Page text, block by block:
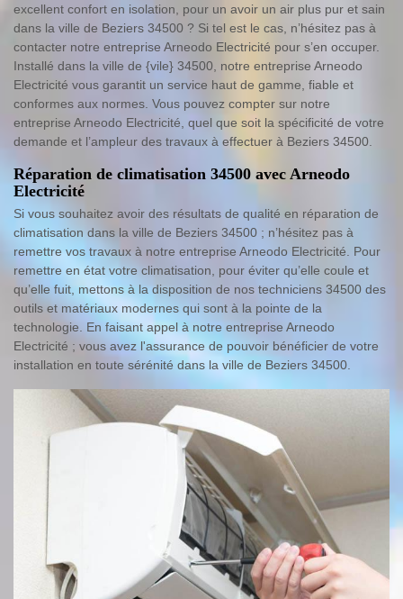
excellent confort en isolation, pour un avoir un air plus pur et sain
dans la ville de Beziers 34500 ? Si tel est le cas, n’hésitez pas à
contacter notre entreprise Arneodo Electricité pour s’en occuper.
Installé dans la ville de {vile} 34500, notre entreprise Arneodo
Electricité vous garantit un service haut de gamme, fiable et
conformes aux normes. Vous pouvez compter sur notre
entreprise Arneodo Electricité, quel que soit la spécificité de votre
demande et l’ampleur des travaux à effectuer à Beziers 34500.
Réparation de climatisation 34500 avec Arneodo
Electricité
Si vous souhaitez avoir des résultats de qualité en réparation de
climatisation dans la ville de Beziers 34500 ; n’hésitez pas à
remettre vos travaux à notre entreprise Arneodo Electricité. Pour
remettre en état votre climatisation, pour éviter qu’elle coule et
qu’elle fuit, mettons à la disposition de nos techniciens 34500 des
outils et matériaux modernes qui sont à la pointe de la
technologie. En faisant appel à notre entreprise Arneodo
Electricité ; vous avez l'assurance de pouvoir bénéficier de votre
installation en toute sérénité dans la ville de Beziers 34500.